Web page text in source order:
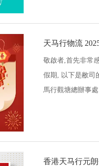
天马行物流
敬啟者,首先非常
假期, 以下是敝司
馬行觀塘總辦事
香港天马行元